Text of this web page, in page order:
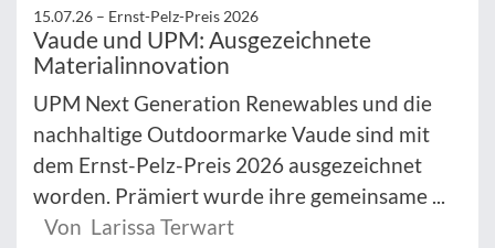
15.07.26 – Ernst-Pelz-Preis 2026
Vaude und UPM: Ausgezeichnete
Materialinnovation
UPM Next Generation Renewables und die
nachhaltige Outdoormarke Vaude sind mit
dem Ernst-Pelz-Preis 2026 ausgezeichnet
worden. Prämiert wurde ihre gemeinsame ...
Von Larissa Terwart